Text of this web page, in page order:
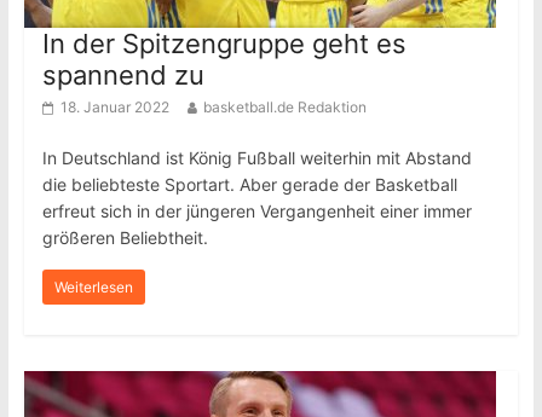
In der Spitzengruppe geht es
spannend zu
18. Januar 2022 basketball.de Redaktion
In Deutschland ist König Fußball weiterhin mit Abstand
die beliebteste Sportart. Aber gerade der Basketball
erfreut sich in der jüngeren Vergangenheit einer immer
größeren Beliebtheit.
Weiterlesen